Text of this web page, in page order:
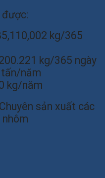
kg/365
kg/365 ngày
năm
kg/năm
sản xuất các